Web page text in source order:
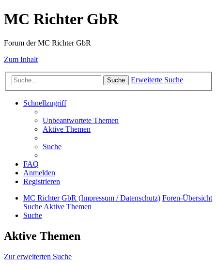
MC Richter GbR
Forum der MC Richter GbR
Zum Inhalt
Suche Erweiterte Suche
Schnellzugriff
Unbeantwortete Themen
Aktive Themen
Suche
FAQ
Anmelden
Registrieren
MC Richter GbR (Impressum / Datenschutz) Foren-Übersicht
SucheAktive Themen
Suche
Aktive Themen
Zur erweiterten Suche